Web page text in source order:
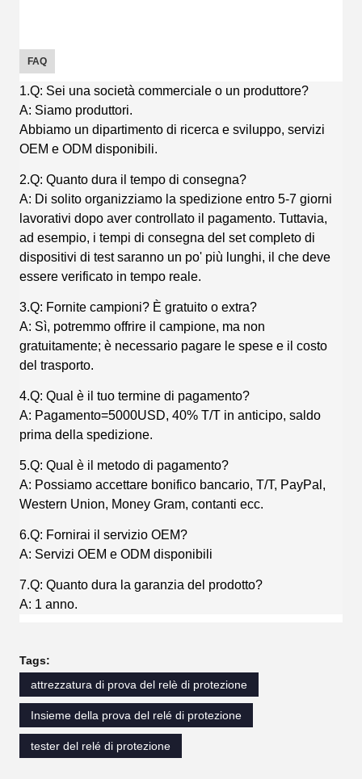
FAQ
1.Q: Sei una società commerciale o un produttore?
A: Siamo produttori.
Abbiamo un dipartimento di ricerca e sviluppo, servizi
OEM e ODM disponibili.
2.Q: Quanto dura il tempo di consegna?
A: Di solito organizziamo la spedizione entro 5-7 giorni
lavorativi dopo aver controllato il pagamento. Tuttavia,
ad esempio, i tempi di consegna del set completo di
dispositivi di test saranno un po' più lunghi, il che deve
essere verificato in tempo reale.
3.Q: Fornite campioni? È gratuito o extra?
A: Sì, potremmo offrire il campione, ma non
gratuitamente; è necessario pagare le spese e il costo
del trasporto.
4.Q: Qual è il tuo termine di pagamento?
A: Pagamento=5000USD, 40% T/T in anticipo, saldo
prima della spedizione.
5.Q: Qual è il metodo di pagamento?
A: Possiamo accettare bonifico bancario, T/T, PayPal,
Western Union, Money Gram, contanti ecc.
6.Q: Fornirai il servizio OEM?
A: Servizi OEM e ODM disponibili
7.Q: Quanto dura la garanzia del prodotto?
A: 1 anno.
Tags:
attrezzatura di prova del relè di protezione
Insieme della prova del relé di protezione
tester del relé di protezione